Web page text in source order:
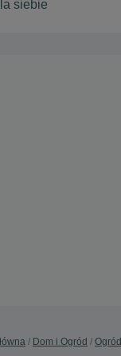
Dom i Ogród Ogród